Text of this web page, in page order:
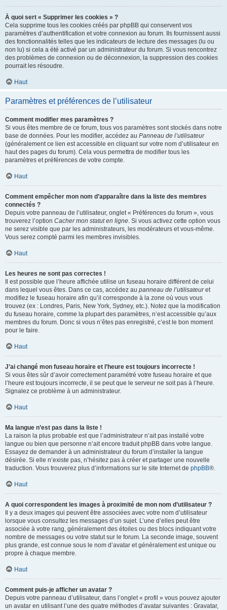
À quoi sert « Supprimer les cookies » ?
Cela supprime tous les cookies créés par phpBB qui conservent vos
paramètres d’authentification et votre connexion au forum. Ils fournissent aussi
des fonctionnalités telles que les indicateurs de lecture des messages (lu ou
non lu) si cela a été activé par un administrateur du forum. Si vous rencontrez
des problèmes de connexion ou de déconnexion, la suppression des cookies
pourrait les résoudre.
Haut
Paramètres et préférences de l’utilisateur
Comment modifier mes paramètres ?
Si vous êtes membre de ce forum, tous vos paramètres sont stockés dans notre
base de données. Pour les modifier, accédez au Panneau de l’utilisateur
(généralement ce lien est accessible en cliquant sur votre nom d’utilisateur en
haut des pages du forum). Cela vous permettra de modifier tous les
paramètres et préférences de votre compte.
Haut
Comment empêcher mon nom d’apparaître dans la liste des membres
connectés ?
Depuis votre panneau de l’utilisateur, onglet « Préférences du forum », vous
trouverez l’option Cacher mon statut en ligne. Si vous activez cette option vous
ne serez visible que par les administrateurs, les modérateurs et vous-même.
Vous serez compté parmi les membres invisibles.
Haut
Les heures ne sont pas correctes !
Il est possible que l’heure affichée utilise un fuseau horaire différent de celui
dans lequel vous êtes. Dans ce cas, accédez au panneau de l’utilisateuret
modifiez le fuseau horaire afin qu’il corresponde à la zone où vous vous
trouvez (ex : Londres, Paris, New York, Sydney, etc.). Notez que la modification
du fuseau horaire, comme la plupart des paramètres, n’est accessible qu’aux
membres du forum. Donc si vous n’êtes pas enregistré, c’est le bon moment
pour le faire.
Haut
J’ai changé mon fuseau horaire et l’heure est toujours incorrecte !
Si vous êtes sûr d’avoir correctement paramétré votre fuseau horaire et que
l’heure est toujours incorrecte, il se peut que le serveur ne soit pas à l’heure.
Signalez ce problème à un administrateur.
Haut
Ma langue n’est pas dans la liste !
La raison la plus probable est que l’administrateur n’ait pas installé votre
langue ou bien que personne n’ait encore traduit phpBB dans votre langue.
Essayez de demander à un administrateur du forum d’installer la langue
désirée. Si elle n’existe pas, n’hésitez pas à créer et partager une nouvelle
traduction. Vous trouverez plus d’informations sur le site Internet de phpBB®.
Haut
A quoi correspondent les images à proximité de mon nom d’utilisateur ?
Il y a deux images qui peuvent être associées avec votre nom d’utilisateur
lorsque vous consultez les messages d’un sujet. L’une d’elles peut être
associée à votre rang, généralement des étoiles ou des blocs indiquant votre
nombre de messages ou votre statut sur le forum. La seconde image, souvent
plus grande, est connue sous le nom d’avatar et généralement est unique ou
propre à chaque membre.
Haut
Comment puis-je afficher un avatar ?
Depuis votre panneau d’utilisateur, dans l’onglet « profil » vous pouvez ajouter
un avatar en utilisant l’une des quatre méthodes d’avatar suivantes : Gravatar,